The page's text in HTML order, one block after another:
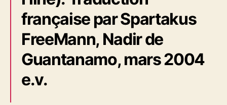
française par Spartakus
FreeMann, Nadir de
Guantanamo, mars 2004
e.v.